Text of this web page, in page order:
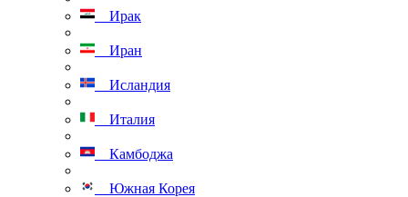
Ирак
Иран
Исландия
Италия
Камбоджа
Южная Корея